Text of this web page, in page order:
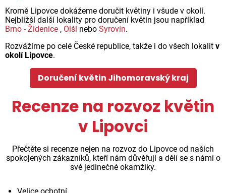
Kromě Lipovce dokážeme doručit květiny i všude v okolí.
Nejbližší další lokality pro doručení květin jsou například
Brno - Židenice , Olší nebo Syrovín.
Rozvážíme po celé České republice, takže i do všech lokalit v
okolí Lipovce.
Doručení květin Jihomoravský kraj
Recenze na rozvoz květin
v Lipovci
Přečtěte si recenze nejen na rozvoz do Lipovce od našich
spokojených zákazníků, kteří nám důvěřují a dělí se s námi o
své jedinečné okamžiky.
Velice ochotní